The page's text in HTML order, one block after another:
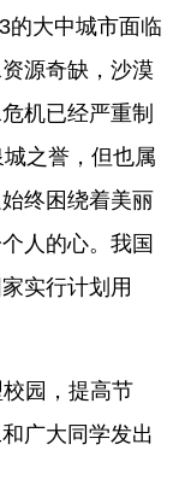
的大中城市面临
源奇缺，沙漠
机已经严重制
之誉，但也属
终困绕着美丽
人的心。我国
实行计划用
园，提高节
广大同学发出